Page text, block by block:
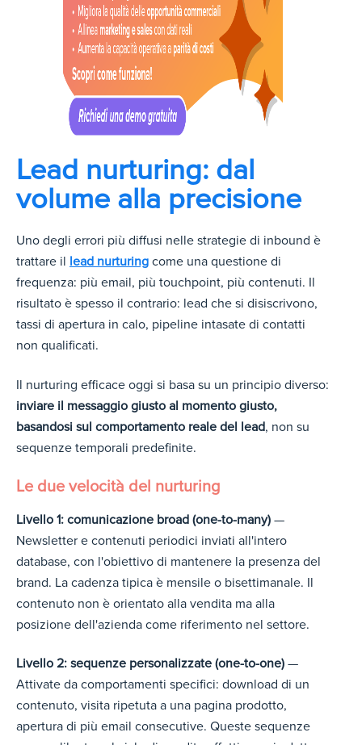
Lead nurturing: dal
volume alla precisione
Uno degli errori più diffusi nelle strategie di inbound è
trattare il lead nurturing come una questione di
frequenza: più email, più touchpoint, più contenuti. Il
risultato è spesso il contrario: lead che si disiscrivono,
tassi di apertura in calo, pipeline intasate di contatti
non qualificati.
Il nurturing efficace oggi si basa su un principio diverso:
inviare il messaggio giusto al momento giusto,
basandosi sul comportamento reale del lead, non su
sequenze temporali predefinite.
Le due velocità del nurturing
Livello 1: comunicazione broad (one-to-many) —
Newsletter e contenuti periodici inviati all'intero
database, con l'obiettivo di mantenere la presenza del
brand. La cadenza tipica è mensile o bisettimanale. Il
contenuto non è orientato alla vendita ma alla
posizione dell'azienda come riferimento nel settore.
Livello 2: sequenze personalizzate (one-to-one) —
Attivate da comportamenti specifici: download di un
contenuto, visita ripetuta a una pagina prodotto,
apertura di più email consecutive. Queste sequenze